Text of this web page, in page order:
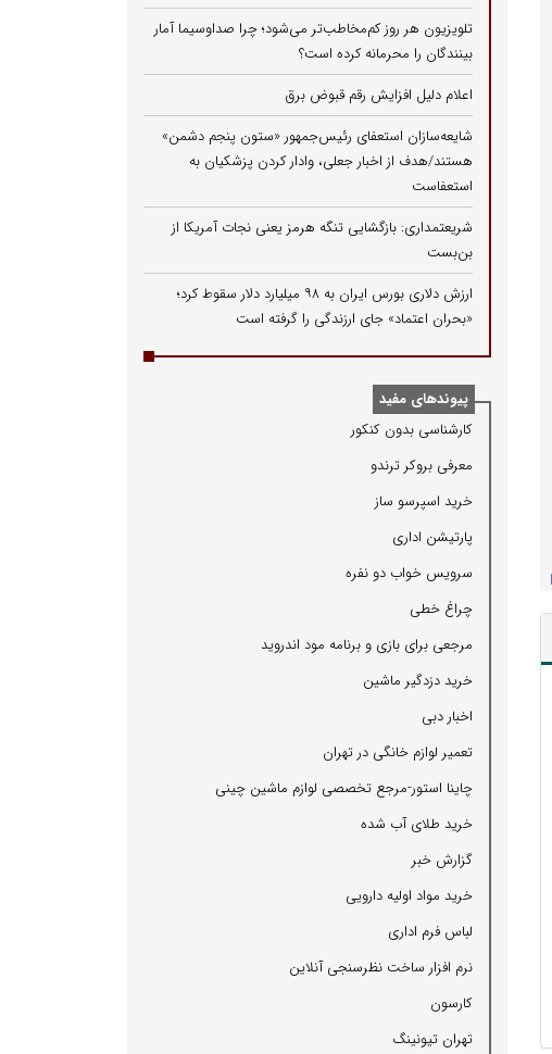
تلویزیون هر روز کم‌مخاطب‌تر می‌شود؛ چرا صداوسیما آمار
بینندگان را محرمانه کرده است؟
اعلام دلیل افزایش رقم قبوض برق
شایعه‌سازان استعفای رئیس‌جمهور «ستون پنجم دشمن»
هستند/هدف از اخبار جعلی، وادار کردن پزشکیان به
استعفاست
شریعتمداری: بازگشایی تنگه هرمز یعنی نجات آمریکا از
بن‌بست
ارزش دلاری بورس ایران به ۹۸ میلیارد دلار سقوط کرد؛
«بحران اعتماد» جای ارزندگی را گرفته است
پیوندهای مفید
كارشناسی بدون كنكور
معرفی بروكر ترندو
خرید اسپرسو ساز
پارتیشن اداری
سرویس خواب دو نفره
چراغ خطی
مرجعی برای بازی و برنامه مود اندروید
خرید دزدگیر ماشین
اخبار دبی
تعمیر لوازم خانگی در تهران
چاینا استور-مرجع تخصصی لوازم ماشین چینی
خرید طلای آب شده
گزارش خبر
خرید مواد اولیه دارویی
لباس فرم اداری
نرم افزار ساخت نظرسنجی آنلاین
كارسون
تهران تیونینگ